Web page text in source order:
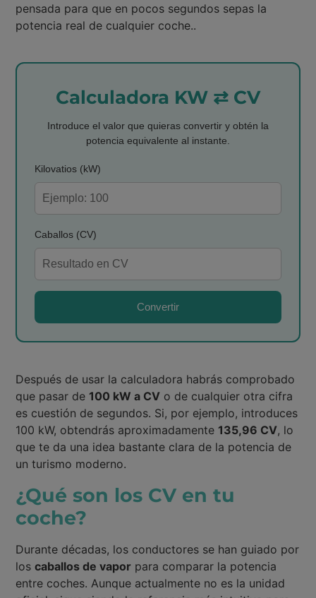
pensada para que en pocos segundos sepas la
potencia real de cualquier coche..
Calculadora KW ⇄ CV
Introduce el valor que quieras convertir y obtén la
potencia equivalente al instante.
Kilovatios (kW)
Caballos (CV)
Convertir
Después de usar la calculadora habrás comprobado
que pasar de 100 kW a CV o de cualquier otra cifra
es cuestión de segundos. Si, por ejemplo, introduces
100 kW, obtendrás aproximadamente 135,96 CV, lo
que te da una idea bastante clara de la potencia de
un turismo moderno.
¿Qué son los CV en tu
coche?
Durante décadas, los conductores se han guiado por
loscaballos de vapor para comparar la potencia
entre coches. Aunque actualmente no es la unidad